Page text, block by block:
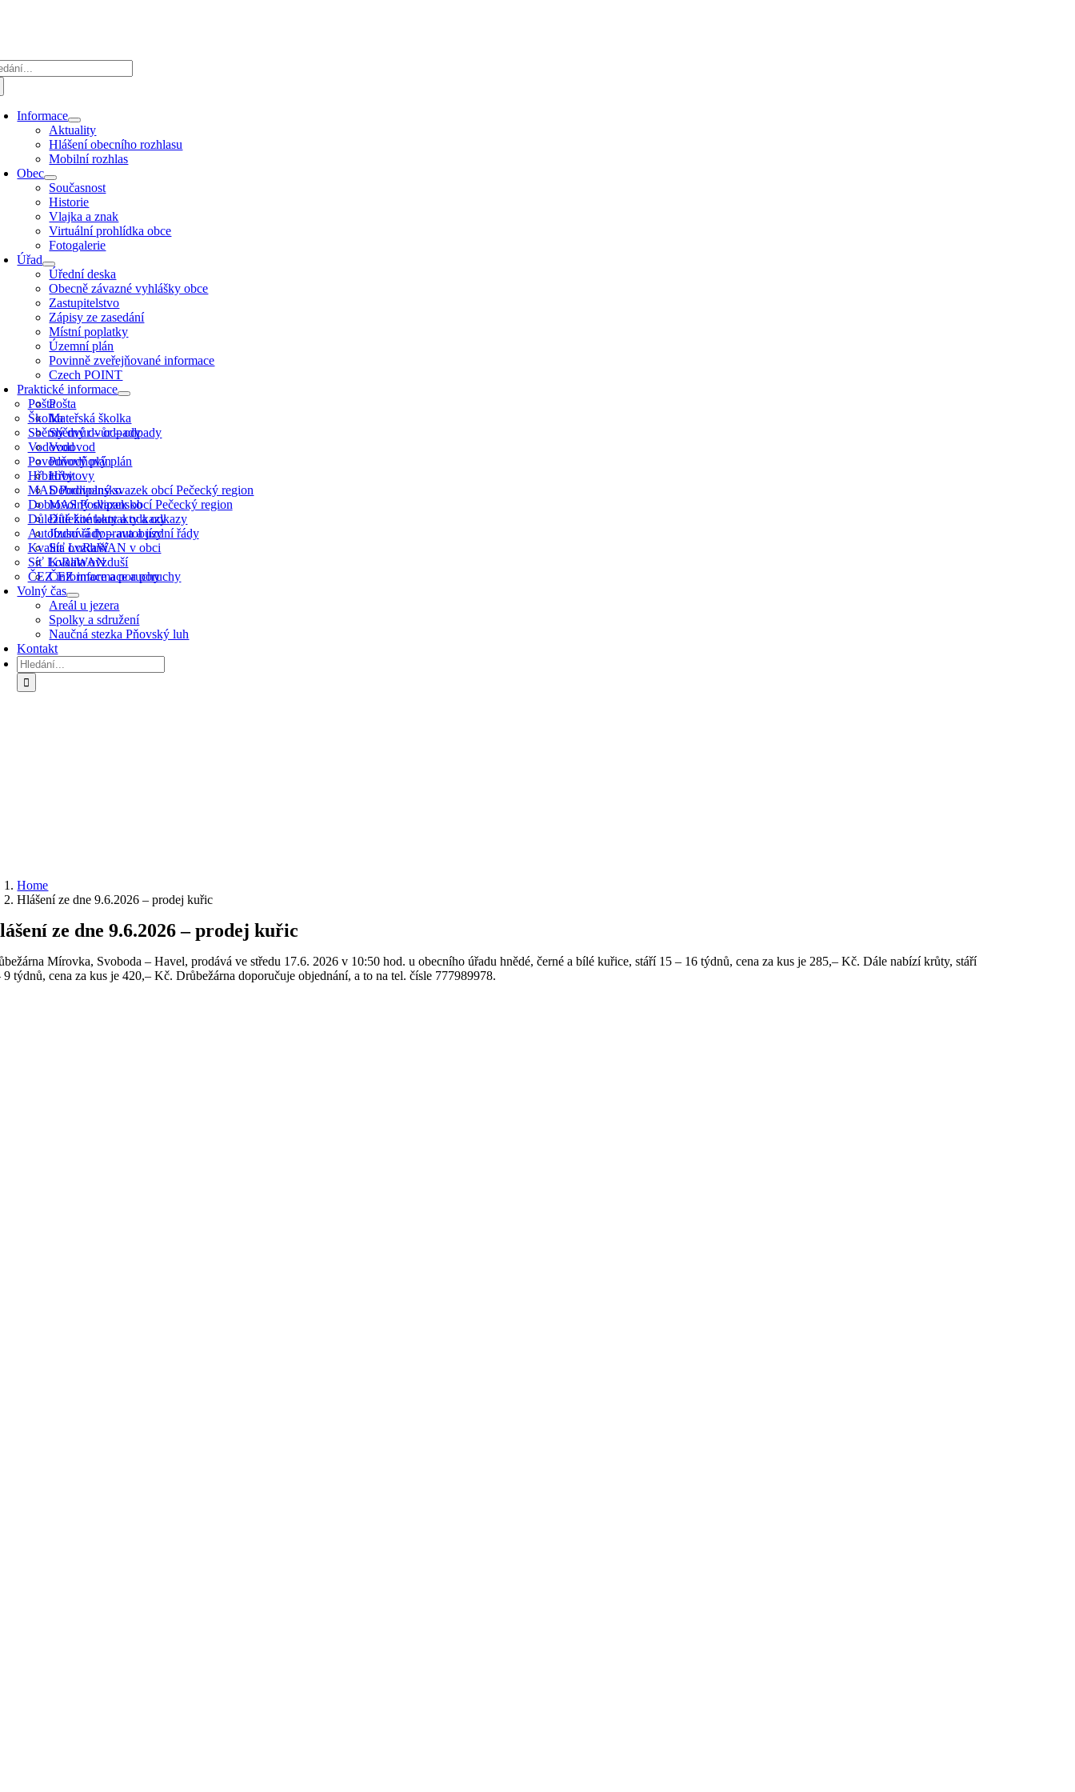
Informace
Aktuality
Hlášení obecního rozhlasu
Mobilní rozhlas
Obec
Současnost
Historie
Vlajka a znak
Virtuální prohlídka obce
Fotogalerie
Úřad
Úřední deska
Obecně závazné vyhlášky obce
Zastupitelstvo
Zápisy ze zasedání
Místní poplatky
Územní plán
Povinně zveřejňované informace
Czech POINT
Praktické informace
Pošta
Školka
Sběrný dvůr – odpady
Vodovod
Povodňový plán
Hřbitovy
MAS Podlipansko
Dobrovolný svazek obcí Pečecký region
Důležité kontakty a odkazy
Autobusová doprava a jízdní řády
Kvalita ovzduší
Síť LoRaWAN
ČEZ informace a poruchy
Pošta
Mateřská školka
Sběrný dvůr – odpady
Vodovod
Povodňový plán
Hřbitovy
Dobrovolný svazek obcí Pečecký region
MAS Podlipansko
Důležité kontakty a odkazy
Jízdní řády – autobusy
Síť LoRaWAN v obci
Kvalita ovzduší
ČEZ informace a poruchy
Volný čas
Areál u jezera
Spolky a sdružení
Naučná stezka Pňovský luh
Kontakt
Hledat:
Home
Hlášení ze dne 9.6.2026 – prodej kuřic
ze dne 9.6.2026 – prodej kuřic
Mírovka, Svoboda – Havel, prodává ve středu 17.6. 2026 v 10:50 hod. u obecního úřadu hnědé, černé a bílé kuřice, stáří 15 – 16 týdnů, cena za kus je 285,– Kč. Dále nabízí krůty, stáří
9 týdnů, cena za kus je 420,– Kč. Drůbežárna doporučuje objednání, a to na tel. čísle 777989978.